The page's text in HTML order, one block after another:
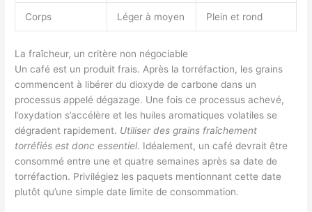
Corps Léger à moyen Plein et rond
La fraîcheur, un critère non négociable
Un café est un produit frais. Après la torréfaction, les grains
commencent à libérer du dioxyde de carbone dans un
processus appelé dégazage. Une fois ce processus achevé,
l’oxydation s’accélère et les huiles aromatiques volatiles se
dégradent rapidement. Utiliser des grains fraîchement
torréfiés est donc essentiel. Idéalement, un café devrait être
consommé entre une et quatre semaines après sa date de
torréfaction. Privilégiez les paquets mentionnant cette date
plutôt qu’une simple date limite de consommation.